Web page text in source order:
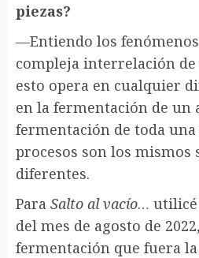
piezas?
—Entiendo los
compleja interrelación de
esto opera en cualquier
en la fermentación de un
fermentación de toda una
procesos son los mismos
diferentes.
Para Salto al vacío… utilicé
del mes de agosto de
fermentación que fuera la